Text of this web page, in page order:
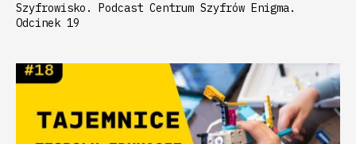
Szyfrowisko. Podcast Centrum Szyfrów Enigma.
Odcinek 19